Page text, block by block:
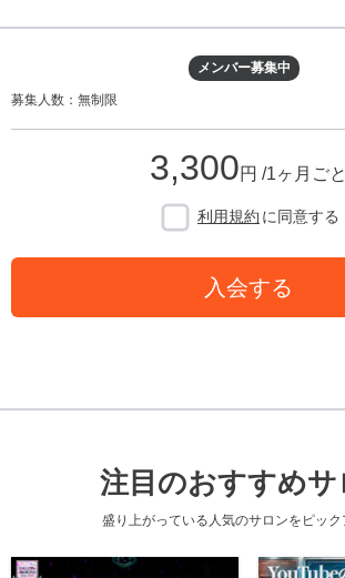
メンバー募集中
募集人数：無制限
3,300円 /1ヶ月ごと
利用規約 に同意する
入会する
注目のおすすめサ
盛り上がっている人気のサロンをピック